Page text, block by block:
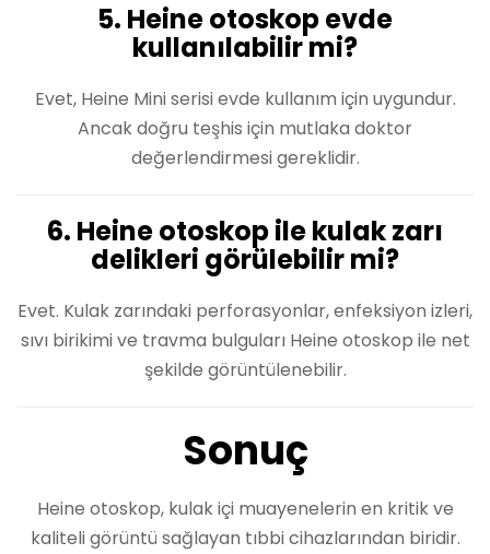
5. Heine otoskop evde
kullanılabilir mi?
Evet, Heine Mini serisi evde kullanım için uygundur.
Ancak doğru teşhis için mutlaka doktor
değerlendirmesi gereklidir.
6. Heine otoskop ile kulak zarı
delikleri görülebilir mi?
Evet. Kulak zarındaki perforasyonlar, enfeksiyon izleri,
sıvı birikimi ve travma bulguları Heine otoskop ile net
şekilde görüntülenebilir.
Sonuç
Heine otoskop, kulak içi muayenelerin en kritik ve
kaliteli görüntü sağlayan tıbbi cihazlarından biridir.